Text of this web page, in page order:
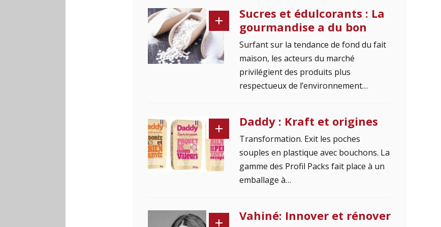
Sucres et édulcorants : La
gourmandise a du bon
Surfant sur la tendance de fond du fait
maison, les acteurs du marché
privilégient des produits plus
respectueux de l’environnement…
Daddy : Kraft et origines
Transformation. Exit les poches
souples en plastique avec bouchons. La
gamme des Profil Packs fait place à un
emballage à…
Vahiné: Innover et rénover